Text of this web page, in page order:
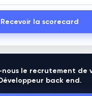
Recevoir la scorecard
nous le recrutement de
back end.